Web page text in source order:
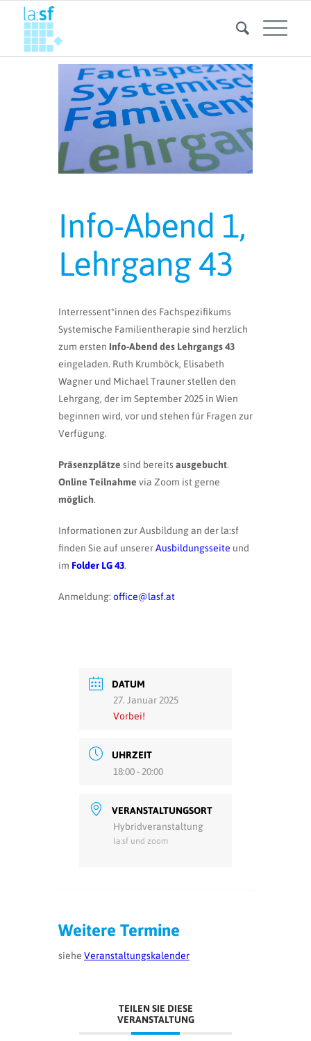
Info-Abend 1,
Lehrgang 43
Interressent*innen des Fachspezifikums
Systemische Familientherapie sind herzlich
zum ersten Info-Abend des Lehrgangs 43
eingeladen. Ruth Krumböck, Elisabeth
Wagner und Michael Trauner stellen den
Lehrgang, der im September 2025 in Wien
beginnen wird, vor und stehen für Fragen zur
Verfügung.
Präsenzplätze sind bereits ausgebucht.
Online Teilnahme via Zoom ist gerne
möglich.
Informationen zur Ausbildung an der la:sf
finden Sie auf unsererAusbildungsseite und
im Folder LG 43.
Anmeldung: office@lasf.at
DATUM
27. Januar 2025
Vorbei!
UHRZEIT
18:00 - 20:00
VERANSTALTUNGSORT
Hybridveranstaltung
la:sf und zoom
Weitere Termine
siehe Veranstaltungskalender
TEILEN SIE DIESE
VERANSTALTUNG